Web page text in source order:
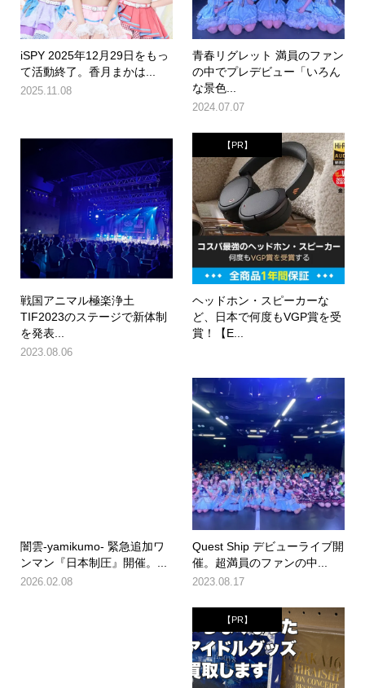
iSPY 2025年12月29日をもっ
て活動終了。香月まかは...
2025.11.08
青春リグレット 満員のファン
の中でプレデビュー「いろん
な景色...
2024.07.07
戦国アニマル極楽浄土
TIF2023のステージで新体制
を発表...
2023.08.06
【PR】
ヘッドホン・スピーカーな
ど、日本で何度もVGP賞を受
賞！【E...
闇雲-yamikumo- 緊急追加ワ
ンマン『日本制圧』開催。...
2026.02.08
Quest Ship デビューライブ開
催。超満員のファンの中...
2023.08.17
【PR】